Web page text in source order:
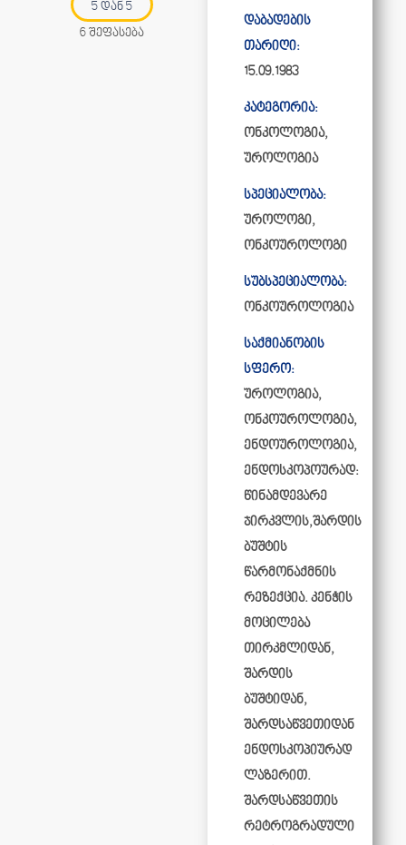
5 დან 5
6 შეფასება
დაბადების
თარიღი:
15.09.1983
კატეგორია:
ონკოლოგია,
უროლოგია
სპეციალობა:
უროლოგი,
ონკოუროლოგი
სუბსპეციალობა:
ონკოუროლოგია
საქმიანობის
სფერო:
უროლოგია,
ონკოუროლოგია,
ენდოუროლოგია,
ენდოსკოპოურად:
წინამდევარე
ჯირკვლის,შარდის
ბუშტის
წარმონაქმნის
რეზექცია. კენჭის
მოცილება
თირკმლიდან,
შარდის
ბუშტიდან,
შარდსაწვეთიდან
ენდოსკოპიურად
ლაზერით.
შარდსაწვეთის
რეტროგრადული